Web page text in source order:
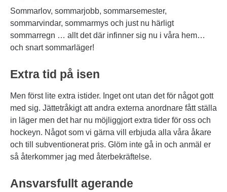
Sommarlov, sommarjobb, sommarsemester,
sommarvindar, sommarmys och just nu härligt
sommarregn … allt det där infinner sig nu i våra hem…
och snart sommarläger!
Extra tid på isen
Men först lite extra istider. Inget ont utan det för något gott
med sig. Jättetråkigt att andra externa anordnare fått ställa
in läger men det har nu möjliggjort extra tider för oss och
hockeyn. Något som vi gärna vill erbjuda alla våra åkare
och till subventionerat pris. Glöm inte gå in och anmäl er
så återkommer jag med återbekräftelse.
Ansvarsfullt agerande